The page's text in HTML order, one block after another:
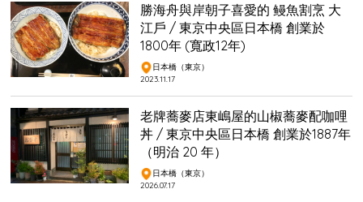
勝海舟與岸朝子喜愛的 鳗魚割烹 大
江戶 / 東京中央區日本橋 創業於
1800年 (寬政12年)
日本橋（東京）
2023.11.17
老牌蕎麥店東嶋屋的山椒蕎麥配咖哩
丼 / 東京中央區日本橋 創業於1887年
（明治 20 年）
日本橋（東京）
2026.07.17